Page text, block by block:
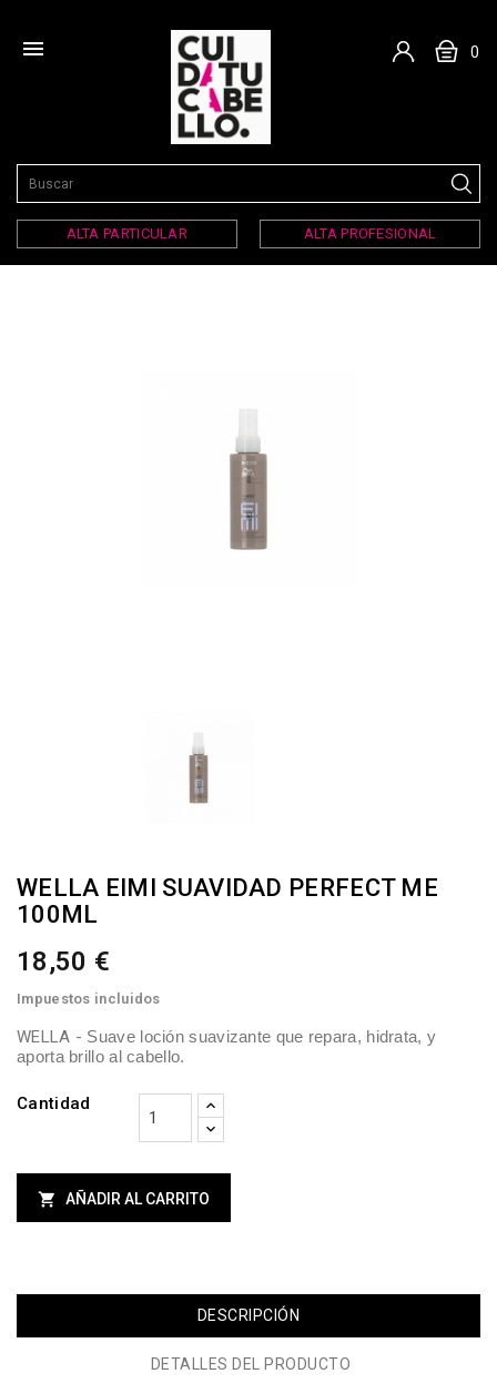
 0
ALTA PARTICULAR ALTA PROFESIONAL
WELLA EIMI SUAVIDAD PERFECT ME
100ML
18,50 €
Impuestos incluidos
WELLA - Suave loción suavizante que repara, hidrata, y
aporta brillo al cabello.
Cantidad
 AÑADIR AL CARRITO
DESCRIPCIÓN
DETALLES DEL PRODUCTO